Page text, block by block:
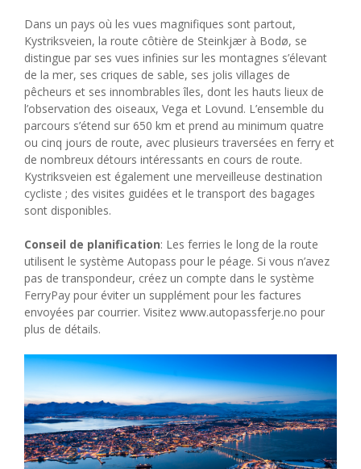
Dans un pays où les vues magnifiques sont partout,
Kystriksveien, la route côtière de Steinkjær à Bodø, se
distingue par ses vues infinies sur les montagnes s’élevant
de la mer, ses criques de sable, ses jolis villages de
pêcheurs et ses innombrables îles, dont les hauts lieux de
l’observation des oiseaux, Vega et Lovund. L’ensemble du
parcours s’étend sur 650 km et prend au minimum quatre
ou cinq jours de route, avec plusieurs traversées en ferry et
de nombreux détours intéressants en cours de route.
Kystriksveien est également une merveilleuse destination
cycliste ; des visites guidées et le transport des bagages
sont disponibles.
Conseil de planification: Les ferries le long de la route
utilisent le système Autopass pour le péage. Si vous n’avez
pas de transpondeur, créez un compte dans le système
FerryPay pour éviter un supplément pour les factures
envoyées par courrier. Visitez www.autopassferje.no pour
plus de détails.